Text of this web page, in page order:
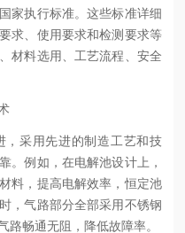
家执行标准。这些标准详细
求、使用要求和检测要求等
材料选用、工艺流程、安全
采用先进的制造工艺和技
。例如，在电解池设计上，
料，提高电解效率，恒定池
，气路部分全部采用不锈钢
路畅通无阻，降低故障率。